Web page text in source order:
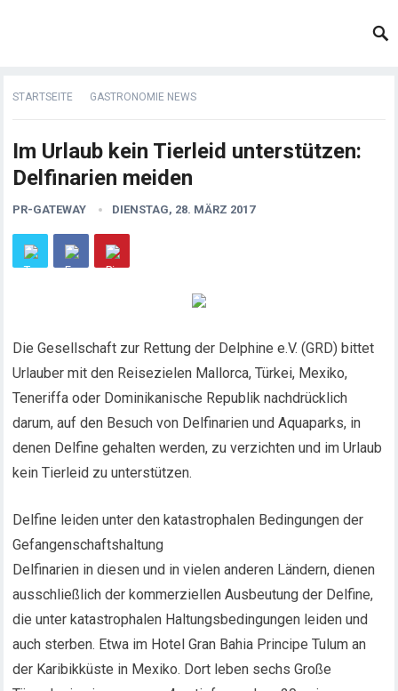
STARTSEITE GASTRONOMIE NEWS
Im Urlaub kein Tierleid unterstützen:
Delfinarien meiden
PR-GATEWAY DIENSTAG, 28. MÄRZ 2017
Die Gesellschaft zur Rettung der Delphine e.V. (GRD) bittet
Urlauber mit den Reisezielen Mallorca, Türkei, Mexiko,
Teneriffa oder Dominikanische Republik nachdrücklich
darum, auf den Besuch von Delfinarien und Aquaparks, in
denen Delfine gehalten werden, zu verzichten und im Urlaub
kein Tierleid zu unterstützen.
Delfine leiden unter den katastrophalen Bedingungen der
Gefangenschaftshaltung
Delfinarien in diesen und in vielen anderen Ländern, dienen
ausschließlich der kommerziellen Ausbeutung der Delfine,
die unter katastrophalen Haltungsbedingungen leiden und
auch sterben. Etwa im Hotel Gran Bahia Principe Tulum an
der Karibikküste in Mexiko. Dort leben sechs Große